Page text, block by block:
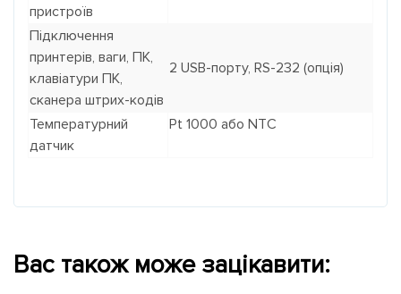
Вас також може зацікавити:
пристроїв
Підключення
принтерів, ваги, ПК,
клавіатури ПК,
сканера штрих-кодів
2 USB-порту, RS-232 (опція)
Температурний
датчик
Pt 1000 або NTC